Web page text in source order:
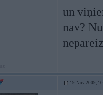
un
nav?
19. Nov 2009,